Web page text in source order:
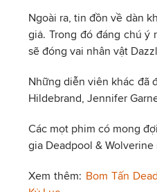
Ngoài ra, tin đồn về dàn
giả. Trong đó đáng chú ý
sẽ đóng vai nhân vật
Những diễn viên khác đã
Hildebrand, Jennifer
Các mọt phim có mong
gia Deadpool &
Xem thêm: Bom Tấn